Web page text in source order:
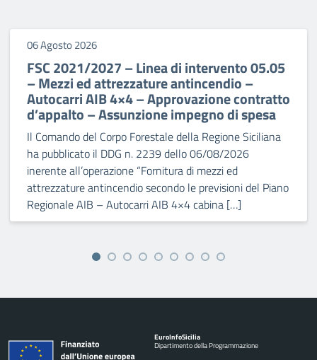
06 Agosto 2026
FSC 2021/2027 – Linea di intervento 05.05
– Mezzi ed attrezzature antincendio –
Autocarri AIB 4×4 – Approvazione contratto
d’appalto – Assunzione impegno di spesa
Il Comando del Corpo Forestale della Regione Siciliana
ha pubblicato il DDG n. 2239 dello 06/08/2026
inerente all’operazione “Fornitura di mezzi ed
attrezzature antincendio secondo le previsioni del Piano
Regionale AIB – Autocarri AIB 4×4 cabina […]
EuroInfoSicilia
Dipartimento della Programmazione